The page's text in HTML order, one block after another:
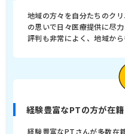
地域の方々を自分たちのク
の思いで日々医療提供に尽力
評判も非常によく、地域から
経験豊富なPTの方が在籍
経験豊富なPTさんが多数在